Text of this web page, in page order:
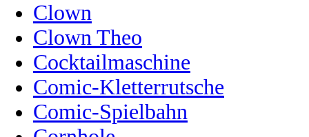
Clown
Clown Theo
Cocktailmaschine
Comic-Kletterrutsche
Comic-Spielbahn